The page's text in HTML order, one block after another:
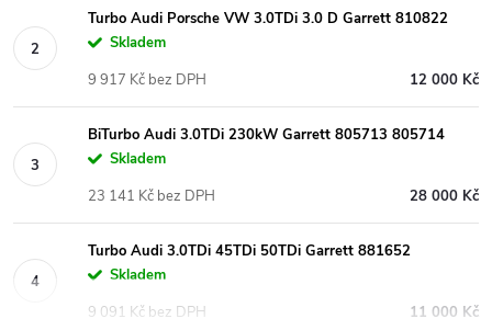
Turbo Audi Porsche VW 3.0TDi 3.0 D Garrett 810822
Skladem
12 000 Kč
9 917 Kč bez DPH
BiTurbo Audi 3.0TDi 230kW Garrett 805713 805714
Skladem
28 000 Kč
23 141 Kč bez DPH
Turbo Audi 3.0TDi 45TDi 50TDi Garrett 881652
Skladem
11 000 Kč
9 091 Kč bez DPH